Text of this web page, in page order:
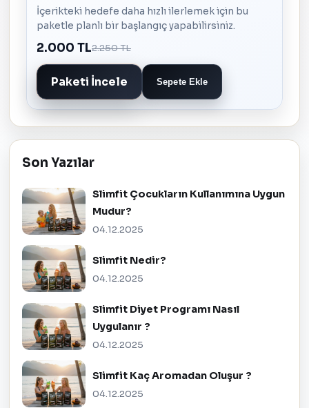
İçerikteki hedefe daha hızlı ilerlemek için bu
paketle planlı bir başlangıç yapabilirsiniz.
2.000 TL2.250 TL
Paketi İncele Sepete Ekle
Son Yazılar
Slimfit Çocukların Kullanımına Uygun
Mudur?
04.12.2025
Slimfit Nedir?
04.12.2025
Slimfit Diyet Programı Nasıl
Uygulanır ?
04.12.2025
Slimfit Kaç Aromadan Oluşur ?
04.12.2025